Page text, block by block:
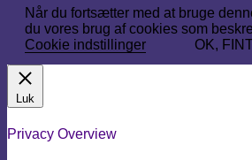
Når du fortsætter med at bruge
du vores brug af cookies som
Cookie indstillinger
OK,
Luk
Privacy Overview